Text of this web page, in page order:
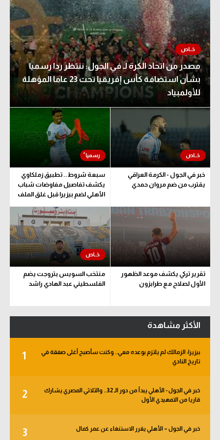
مصدر من اتحاد الكرة لـ في الجول: ننتظر ردا رسميا
بشأن استضافة كأس إفريقيا تحت 23 عاما المؤهلة
للأولمبياد
خبر في الجول - الكرمة العراقي
يقترب من ضم مروان حمدي
سبعة شروط.. تطبيق زملكاوي
يكشف تفاصيل مفاوضات شباب
الأهلي لضم بيزيرا قبل غلق الملف
تقرير تركي يكشف موعد الظهور
الأول لصلاح مع طرابزون
منتخب السويس بتروجت يضم
الفلسطيني عبد الهادي راشد
الأكثر مشاهدة
1
بيزيرا: الزمالك لم يلتزم بوعده معي.. وكنت سأصبح أغلى صفقة في
تاريخ النادي
2
خبر في الجول - الأهلي يبدأ من دور الـ 32.. والثلاثي المصري يشارك
قاريا من التمهيدي الأول
3 خبر في الجول – الأهلي يقرر الاستنغاء عن عمر كمال